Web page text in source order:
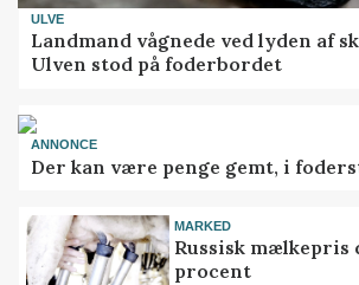
ULVE
Landmand vågnede ved lyden af
Ulven stod på foderbordet
ANNONCE
Der kan være penge gemt, i
MARKED
Russisk mælkepris
procent